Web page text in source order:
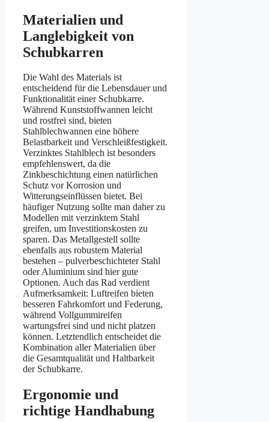
Materialien und
Langlebigkeit von
Schubkarren
Die Wahl des Materials ist
entscheidend für die Lebensdauer und
Funktionalität einer Schubkarre.
Während Kunststoffwannen leicht
und rostfrei sind, bieten
Stahlblechwannen eine höhere
Belastbarkeit und Verschleißfestigkeit.
Verzinktes Stahlblech ist besonders
empfehlenswert, da die
Zinkbeschichtung einen natürlichen
Schutz vor Korrosion und
Witterungseinflüssen bietet. Bei
häufiger Nutzung sollte man daher zu
Modellen mit verzinktem Stahl
greifen, um Investitionskosten zu
sparen. Das Metallgestell sollte
ebenfalls aus robustem Material
bestehen – pulverbeschichteter Stahl
oder Aluminium sind hier gute
Optionen. Auch das Rad verdient
Aufmerksamkeit: Luftreifen bieten
besseren Fahrkomfort und Federung,
während Vollgummireifen
wartungsfrei sind und nicht platzen
können. Letztendlich entscheidet die
Kombination aller Materialien über
die Gesamtqualität und Haltbarkeit
der Schubkarre.
Ergonomie und
richtige Handhabung